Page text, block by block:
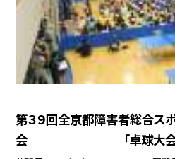
第３９回全京都障害者総合ス
会 「卓球大会の